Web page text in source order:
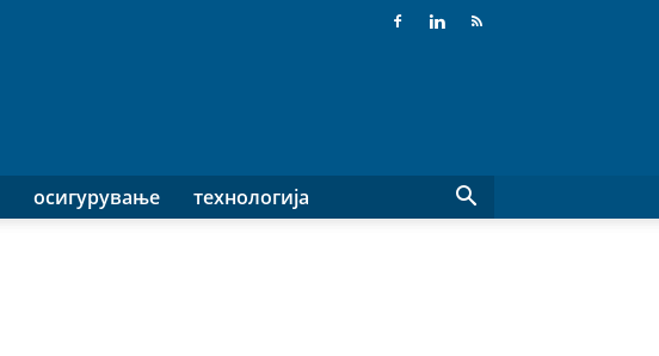
осигурување технологија